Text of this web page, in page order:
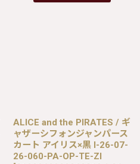
ALICE and the PIRATES / ギ
ャザーシフォンジャンパース
カート アイリス×黒 I-26-07-
26-060-PA-OP-TE-ZI